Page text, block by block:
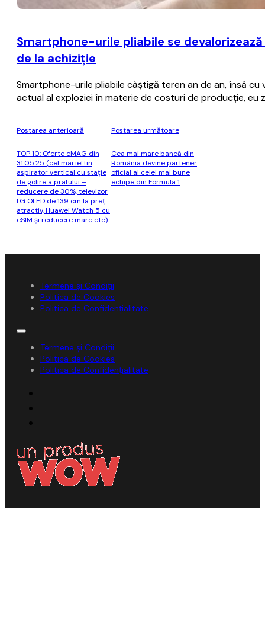
Smartphone-urile pliabile se
de la achiziţie
Smartphone-urile pliabile câştigă teren an de an, însă
actual al exploziei în materie de costuri de producţie,
Postarea anterioară
TOP 10: Oferte eMAG din
31.05.25 (cel mai ieftin
aspirator vertical cu stație
de golire a prafului –
reducere de 30%, televizor
LG OLED de 139 cm la preț
atractiv, Huawei Watch 5 cu
eSIM și reducere mare etc)
Postarea următoare
Cea mai mare bancă din
România devine partener
oficial al celei mai bune
echipe din Formula 1
Termene și Condiții
Politica de Cookies
Politica de Confidențialitate
Termene și Condiții
Politica de Cookies
Politica de Confidențialitate